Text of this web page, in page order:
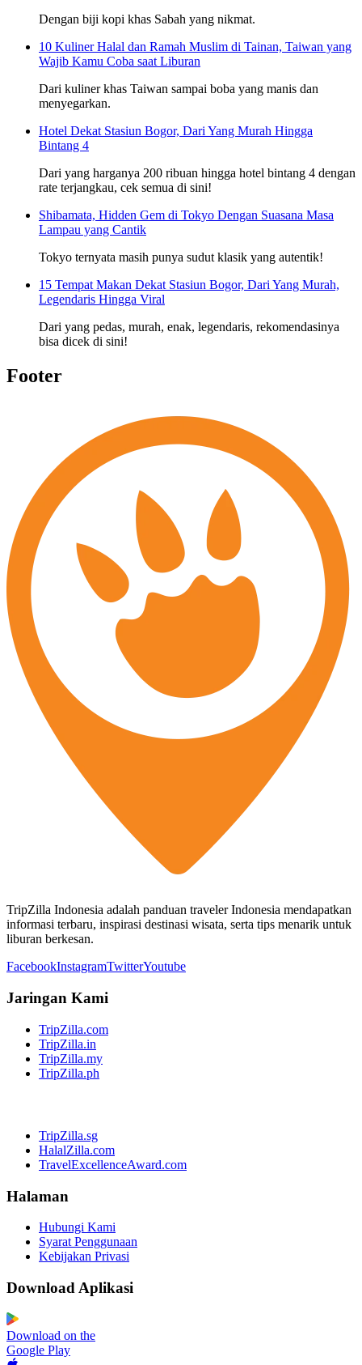
Dengan biji kopi khas Sabah yang nikmat.
10 Kuliner Halal dan Ramah Muslim di Tainan, Taiwan yang
Wajib Kamu Coba saat Liburan
Dari kuliner khas Taiwan sampai boba yang manis dan
menyegarkan.
Hotel Dekat Stasiun Bogor, Dari Yang Murah Hingga
Bintang 4
Dari yang harganya 200 ribuan hingga hotel bintang 4 dengan
rate terjangkau, cek semua di sini!
Shibamata, Hidden Gem di Tokyo Dengan Suasana Masa
Lampau yang Cantik
Tokyo ternyata masih punya sudut klasik yang autentik!
15 Tempat Makan Dekat Stasiun Bogor, Dari Yang Murah,
Legendaris Hingga Viral
Dari yang pedas, murah, enak, legendaris, rekomendasinya
bisa dicek di sini!
Footer
TripZilla Indonesia adalah panduan traveler Indonesia mendapatkan
informasi terbaru, inspirasi destinasi wisata, serta tips menarik untuk
liburan berkesan.
FacebookInstagramTwitterYoutube
Jaringan Kami
TripZilla.com
TripZilla.in
TripZilla.my
TripZilla.ph
TripZilla.sg
HalalZilla.com
TravelExcellenceAward.com
Halaman
Hubungi Kami
Syarat Penggunaan
Kebijakan Privasi
Download Aplikasi
Download on the
Google Play